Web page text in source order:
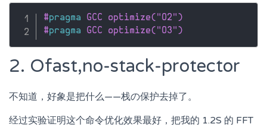
#pragma GCC optimize("O2")
#pragma GCC optimize("O3")
2. Ofast,no-stack-protector
不知道，好象是把什么——栈の保护去掉了。
经过实验证明这个命令优化效果最好，把我的 1.2S 的 FFT